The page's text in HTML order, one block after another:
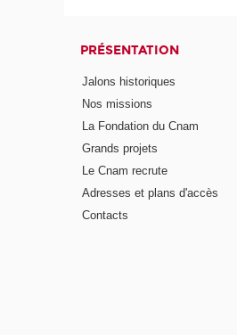
PRÉSENTATION
Jalons historiques
Nos missions
La Fondation du Cnam
Grands projets
Le Cnam recrute
Adresses et plans d'accès
Contacts